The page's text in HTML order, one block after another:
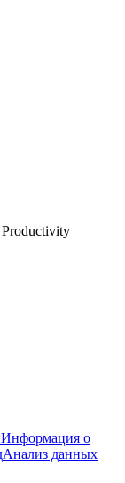
Информация о
Анализ данных